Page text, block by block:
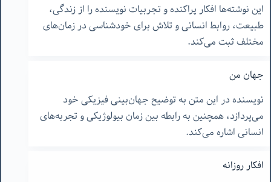
این نوشته‌ها افکار پراکنده و تجربیات نویسنده را از زندگی،
طبیعت، روابط انسانی و تلاش برای خودشناسی در زمان‌های
مختلف ثبت می‌کند.
جهان من
نویسنده در این متن به توضیح جهان‌بینی فیزیکی خود
می‌پردازد، همچنین به رابطه بین زمان بیولوژیکی و تجربه‌های
انسانی اشاره می‌کند.
افکار روزانه